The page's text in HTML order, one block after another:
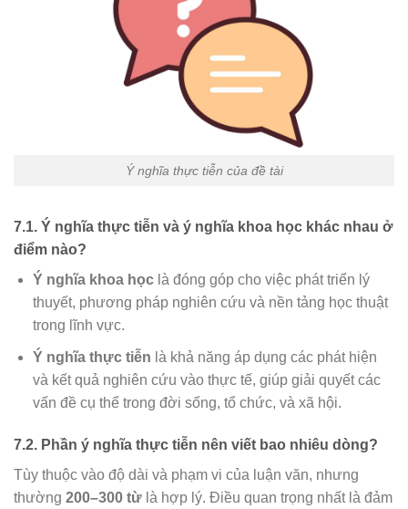
Ý nghĩa thực tiễn của đề tài
7.1. Ý nghĩa thực tiễn và ý nghĩa khoa học khác nhau ở
điểm nào?
Ý nghĩa khoa họclà đóng góp cho việc phát triển lý
thuyết, phương pháp nghiên cứu và nền tảng học thuật
trong lĩnh vực.
Ý nghĩa thực tiễn là khả năng áp dụng các phát hiện
và kết quả nghiên cứu vào thực tế, giúp giải quyết các
vấn đề cụ thể trong đời sống, tổ chức, và xã hội.
7.2. Phần ý nghĩa thực tiễn nên viết bao nhiêu dòng?
Tùy thuộc vào độ dài và phạm vi của luận văn, nhưng
thường 200–300 từ là hợp lý. Điều quan trọng nhất là đảm